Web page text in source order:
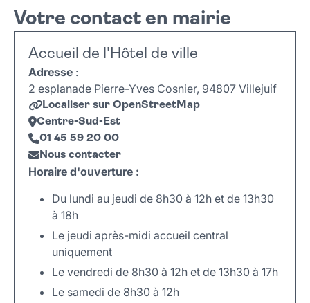
Votre contact en mairie
Accueil de l'Hôtel de ville
Adresse :
2 esplanade Pierre-Yves Cosnier, 94807 Villejuif
Localiser sur OpenStreetMap
Centre-Sud-Est
01 45 59 20 00
Nous contacter
Horaire d'ouverture :
Du lundi au jeudi de 8h30 à 12h et de 13h30
à 18h
Le jeudi après-midi accueil central
uniquement
Le vendredi de 8h30 à 12h et de 13h30 à 17h
Le samedi de 8h30 à 12h